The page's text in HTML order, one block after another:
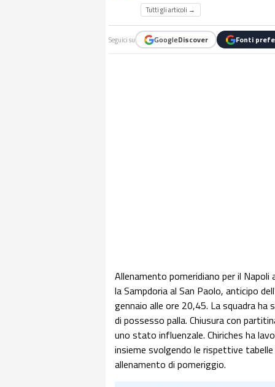
Tutti gli articoli →
Seguici su GoogleDiscover Fonti
Allenamento pomeridiano per il
la Sampdoria al San Paolo, anticipo
gennaio alle ore 20,45. La squadra
di possesso palla. Chiusura con
uno stato influenzale. Chiriches ha
insieme svolgendo le rispettive
allenamento di pomeriggio.